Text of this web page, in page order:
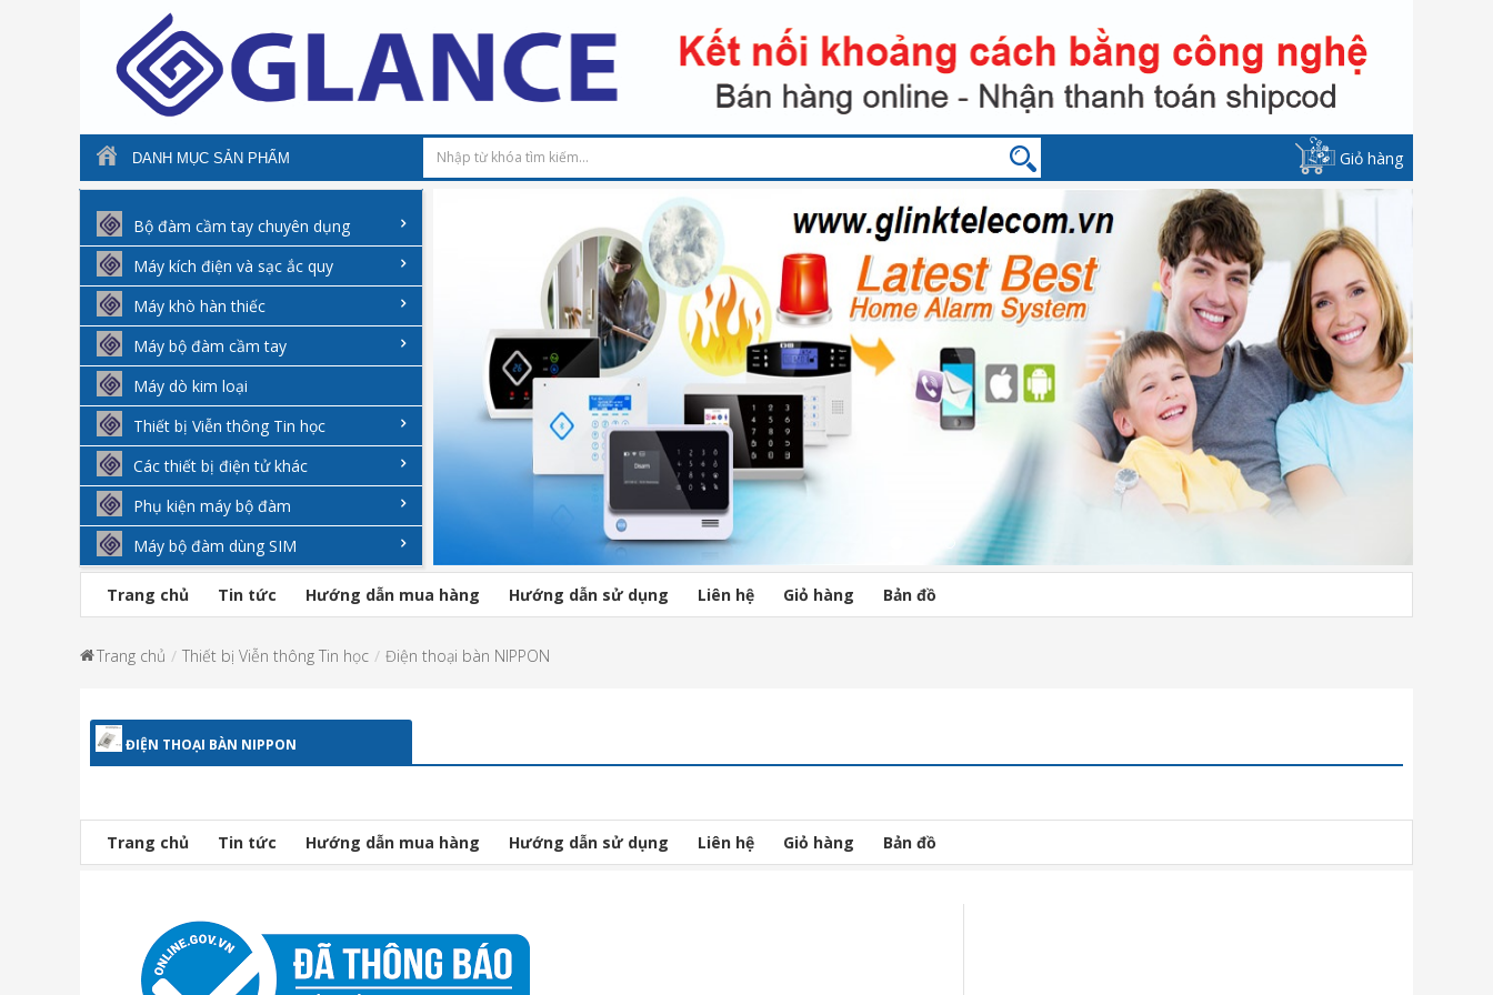
DANH MỤC SẢN PHẨM Giỏ hàng
Bộ đàm cầm tay chuyên dụng
Máy kích điện và sạc ắc quy
Máy khò hàn thiếc
Máy bộ đàm cầm tay
Máy dò kim loại
Thiết bị Viễn thông Tin học
Các thiết bị điện tử khác
Phụ kiện máy bộ đàm
Máy bộ đàm dùng SIM
Trang chủ Tin tức Hướng dẫn mua hàng Hướng dẫn sử dụng Liên hệ Giỏ hàng Bản đồ
Trang chủ Thiết bị Viễn thông Tin học Điện thoại bàn NIPPON
ĐIỆN THOẠI BÀN NIPPON
Trang chủ Tin tức Hướng dẫn mua hàng Hướng dẫn sử dụng Liên hệ Giỏ hàng Bản đồ